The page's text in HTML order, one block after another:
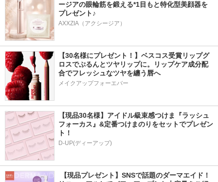
ージアの眼輪筋を鍛える*1目もと特化型美顔器を
プレゼント♪
AXXZIA（アクシージア）
【30名様にプレゼント！】ベスコス受賞リップグ
ロスでぷるんとツヤリップに。リップケア成分配
合でフレッシュなツヤを纏う唇へ
メイクアップフォーエバー
【現品30名様】アイドル級束感つけま『ラッシュ
フォーカス』&定番つけまのりをセットでプレゼン
ト！
D-UP(ディーアップ)
【現品プレゼント】SNSで話題のダーマエイド！